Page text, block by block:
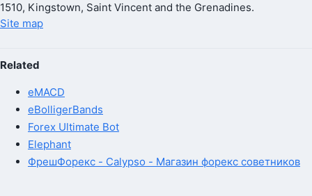
1510, Kingstown, Saint Vincent and the Grenadines.
Site map
Related
eMACD
eBolligerBands
Forex Ultimate Bot
Elephant
ФрешФорекс - Calypso - Магазин форекс советников